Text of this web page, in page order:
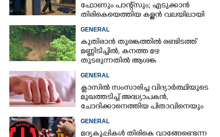
ഫോണും പാന്റ്സും; എടുക്കാൻ
തിരികെയെത്തിയ കള്ളൻ വലയിലായി
GENERAL
കുതിരാൻ തുരങ്കത്തിൽ രണ്ടിടത്ത്
മണ്ണിടിച്ചിൽ, കനത്ത മഴ
തുടരുന്നതിൽ ആശങ്ക
GENERAL
ക്ളാസിൽ സംസാരിച്ച വിദ്യാർത്ഥിയുടെ
മുഖത്തടിച്ച് അദ്ധ്യാപകൻ,
ചോദിക്കാനെത്തിയ പിതാവിനെയും
ആക്രമിച്ചെന്ന് പരാതി
GENERAL
മദ്യകുപ്പികൾ തിരികെ വാങ്ങേണ്ടെന്ന